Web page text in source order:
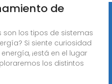
de
son los tipos de sistemas
Si siente curiosidad
¡está en el lugar
los distintos